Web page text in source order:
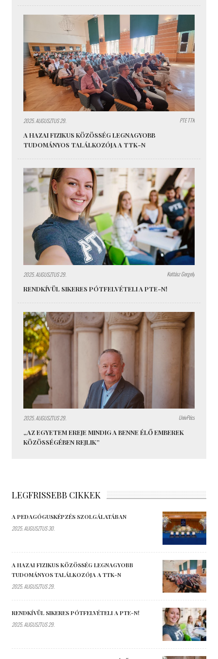
2025. AUGUSZTUS 29. PTE TTK
A HAZAI FIZIKUS KÖZÖSSÉG LEGNAGYOBB
TUDOMÁNYOS TALÁLKOZÓJA A TTK-N
2025. AUGUSZTUS 29. Kottász Gergely
RENDKÍVÜL SIKERES PÓTFELVÉTELI A PTE-N!
2025. AUGUSZTUS 29. UnivPécs
„AZ EGYETEM EREJE MINDIG A BENNE ÉLŐ EMBEREK
KÖZÖSSÉGÉBEN REJLIK”
LEGFRISSEBB CIKKEK
A PEDAGÓGUSKÉPZÉS SZOLGÁLATÁBAN
2025. AUGUSZTUS 30.
A HAZAI FIZIKUS KÖZÖSSÉG LEGNAGYOBB
TUDOMÁNYOS TALÁLKOZÓJA A TTK-N
2025. AUGUSZTUS 29.
RENDKÍVÜL SIKERES PÓTFELVÉTELI A PTE-N!
2025. AUGUSZTUS 29.